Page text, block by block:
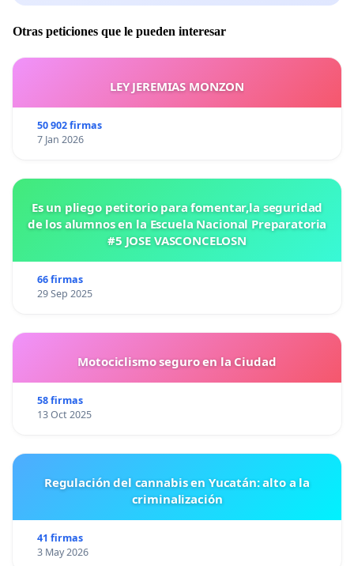
Otras peticiones que le pueden interesar
LEY JEREMIAS MONZON
50 902 firmas
7 Jan 2026
Es un pliego petitorio para fomentar,la seguridad
de los alumnos en la Escuela Nacional Preparatoria
#5 JOSE VASCONCELOSN
66 firmas
29 Sep 2025
Motociclismo seguro en la Ciudad
58 firmas
13 Oct 2025
Regulación del cannabis en Yucatán: alto a la
criminalización
41 firmas
3 May 2026